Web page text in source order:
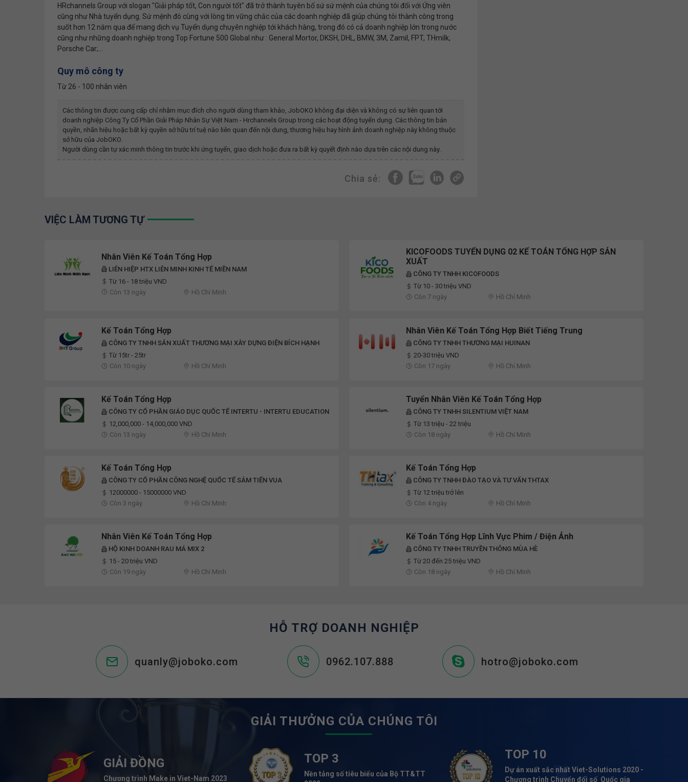
HRchannels Group với slogan "Giải pháp tốt, Con người tốt" đã trở thành tuyên bố sứ sứ mệnh của chúng tôi đối với Ứng viên
cũng như Nhà tuyển dụng. Sứ mệnh đó cùng với lòng tin vững chắc của các doanh nghiệp đã giúp chúng tôi thành công trong
suốt hơn 12 năm qua để mang dịch vụ Tuyển dụng chuyên nghiệp tới khách hàng, trong đó có cả doanh nghiệp lớn trong nước
cũng như những doanh nghiệp trong Top Fortune 500 Global như : General Mortor, DKSH, DHL, BMW, 3M, Zamil, FPT, THmilk,
Porsche Car;...
Quy mô công ty
Từ 26 - 100 nhân viên
Các thông tin được cung cấp chỉ nhằm mục đích cho người dùng tham khảo, JobOKO không đại diện và không có sự liên quan tới
doanh nghiệp Công Ty Cổ Phần Giải Pháp Nhân Sự Việt Nam - Hrchannels Group trong các hoạt động tuyển dụng. Các thông tin bản
quyền, nhãn hiệu hoặc bất kỳ quyền sở hữu trí tuệ nào liên quan đến nội dung, thương hiệu hay hình ảnh doanh nghiệp này không thuộc
sở hữu của JobOKO.
Người dùng cần tự xác minh thông tin trước khi ứng tuyển, giao dịch hoặc đưa ra bất kỳ quyết định nào dựa trên các nội dung này.
Chia sẻ:
VIỆC LÀM TƯƠNG TỰ
Nhân Viên Kế Toán Tổng Hợp
LIÊN HIỆP HTX LIÊN MINH KINH TẾ MIỀN NAM
Từ 16 - 18 triệu VND
Còn 13 ngày
Hồ Chí Minh
KICOFOODS TUYỂN DỤNG 02 KẾ TOÁN TỔNG HỢP SẢN
XUẤT
CÔNG TY TNHH KICOFOODS
Từ 10 - 30 triệu VND
Còn 7 ngày
Hồ Chí Minh
Kế Toán Tổng Hợp
CÔNG TY TNHH SẢN XUẤT THƯƠNG MẠI XÂY DỰNG ĐIỆN BÍCH HẠNH
Từ 15tr - 25tr
Còn 10 ngày
Hồ Chí Minh
Nhân Viên Kế Toán Tổng Hợp Biết Tiếng Trung
CÔNG TY TNHH THƯƠNG MẠI HUINAN
20-30 triệu VND
Còn 17 ngày
Hồ Chí Minh
Kế Toán Tổng Hợp
CÔNG TY CỔ PHẦN GIÁO DỤC QUỐC TẾ INTERTU - INTERTU EDUCATION
12,000,000 - 14,000,000 VND
Còn 13 ngày
Hồ Chí Minh
Tuyển Nhân Viên Kế Toán Tổng Hợp
CÔNG TY TNHH SILENTIUM VIỆT NAM
Từ 13 triệu - 22 triệu
Còn 18 ngày
Hồ Chí Minh
Kế Toán Tổng Hợp
CÔNG TY CỔ PHẦN CÔNG NGHỆ QUỐC TẾ SÂM TIẾN VUA
12000000 - 15000000 VND
Còn 3 ngày
Hồ Chí Minh
Kế Toán Tổng Hợp
CÔNG TY TNHH ĐÀO TẠO VÀ TƯ VẤN THTAX
Từ 12 triệu trở lên
Còn 4 ngày
Hồ Chí Minh
Nhân Viên Kế Toán Tổng Hợp
HỘ KINH DOANH RAU MÁ MIX 2
15 - 20 triệu VND
Còn 19 ngày
Hồ Chí Minh
Kế Toán Tổng Hợp Lĩnh Vực Phim / Điện Ảnh
CÔNG TY TNHH TRUYỀN THÔNG MÙA HÈ
Từ 20 đến 25 triệu VND
Còn 18 ngày
Hồ Chí Minh
HỖ TRỢ DOANH NGHIỆP
quanly@joboko.com 0962.107.888 hotro@joboko.com
GIẢI THƯỞNG CỦA CHÚNG TÔI
GIẢI ĐỒNG
Chương trình Make in Viet-Nam 2023
TOP 3
Nền tảng số tiêu biểu của Bộ TT&TT
TOP 10
Dự án xuất sắc nhất Viet-Solutions 2020 -
Chương trình Chuyển đổi số Quốc gia